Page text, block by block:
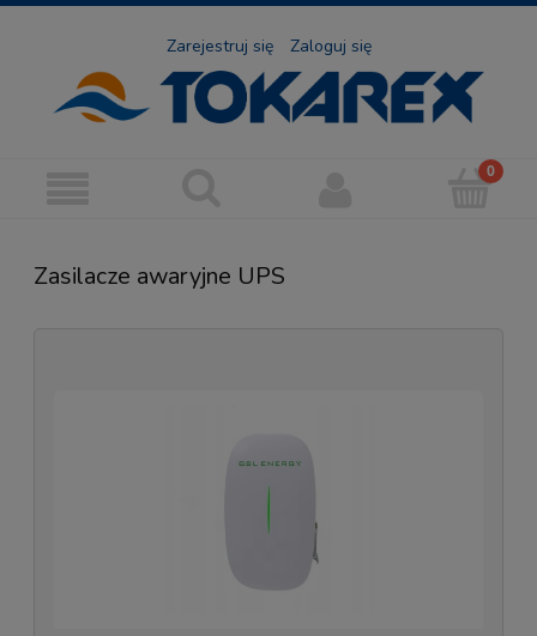
Zarejestruj się Zaloguj się
Zasilacze awaryjne UPS